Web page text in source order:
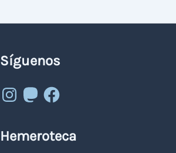
Síguenos
Instagram
MastodonFacebook
Hemeroteca